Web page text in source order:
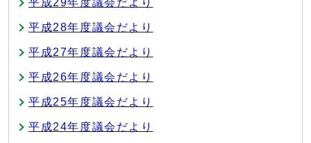
平成29年度議会だより
平成28年度議会だより
平成27年度議会だより
平成26年度議会だより
平成25年度議会だより
平成24年度議会だより